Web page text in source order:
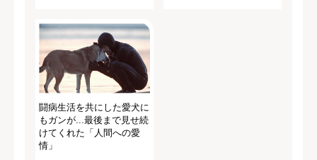
闘病生活を共にした愛犬に
もガンが...最後まで見せ続
けてくれた「人間への愛
情」